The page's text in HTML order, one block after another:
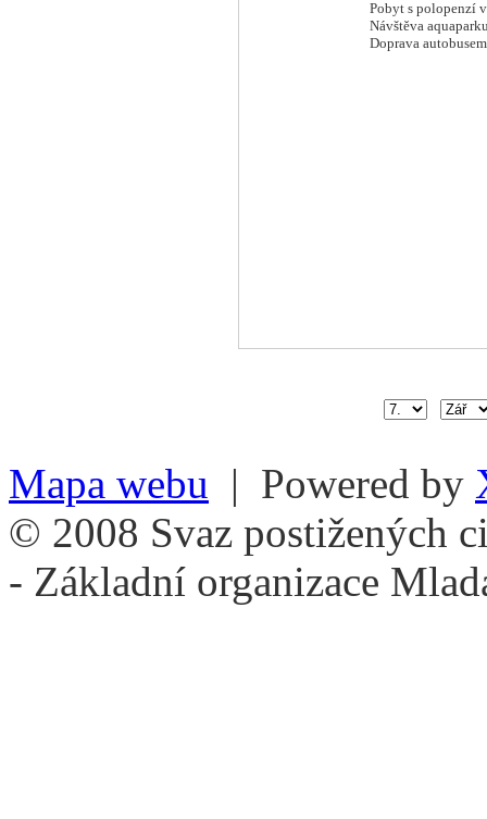
Pobyt s polopenzí
Návštěva
Doprava autobusem
Mapa webu | Powered by
© 2008 Svaz postižených
- Základní organizace